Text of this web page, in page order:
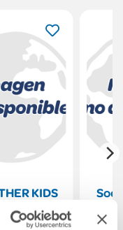
KIDS
Letters
Pb ePk